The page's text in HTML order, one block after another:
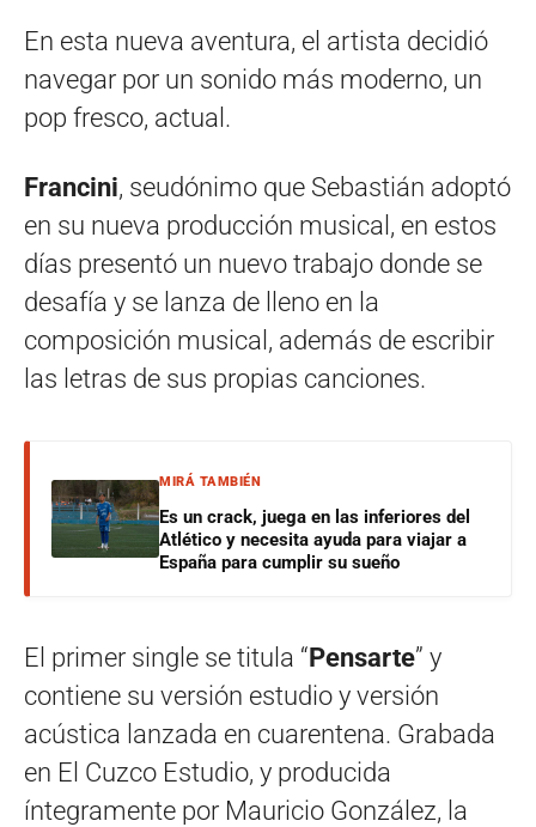
En esta nueva aventura, el artista decidió
navegar por un sonido más moderno, un
pop fresco, actual.
Francini, seudónimo que Sebastián adoptó
en su nueva producción musical, en estos
días presentó un nuevo trabajo donde se
desafía y se lanza de lleno en la
composición musical, además de escribir
las letras de sus propias canciones.
MIRÁ TAMBIÉN
Es un crack, juega en las inferiores del
Atlético y necesita ayuda para viajar a
España para cumplir su sueño
El primer single se titula “Pensarte” y
contiene su versión estudio y versión
acústica lanzada en cuarentena. Grabada
en El Cuzco Estudio, y producida
íntegramente por Mauricio González, la